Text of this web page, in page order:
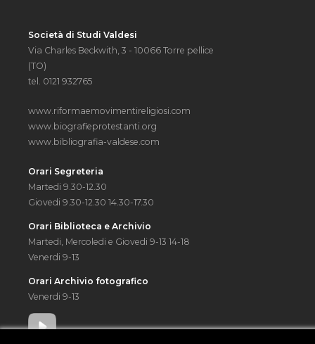
Società di Studi Valdesi
Via Charles Beckwith, 3 - 10066 Torre pellice
(TO)
tel. 0121 932765
www.riformaemovimentireligiosi.com
www.biografieprotestanti.org
www.bibliografia-valdese.com
Orari Segreteria
Martedi 9.30-12.30
Giovedi 9.30-12.30 14.30-17.30
Orari Biblioteca e Archivio
Martedi, Mercoledi e Giovedi 9-13 14-18
Venerdi 9-13
Orari Archivio fotografico
Venerdi 9-13